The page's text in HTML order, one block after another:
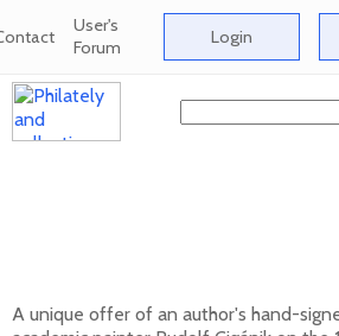
User's
Forum Login
A unique offer of an author's hand-